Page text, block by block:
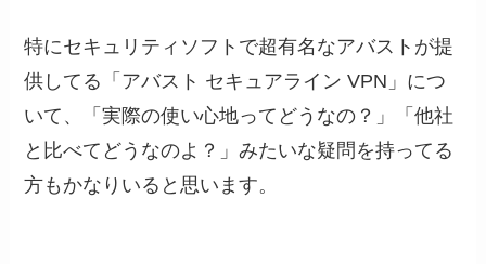
特にセキュリティソフトで超有名なアバストが提
供してる「アバスト セキュアライン VPN」につ
いて、「実際の使い心地ってどうなの？」「他社
と比べてどうなのよ？」みたいな疑問を持ってる
方もかなりいると思います。